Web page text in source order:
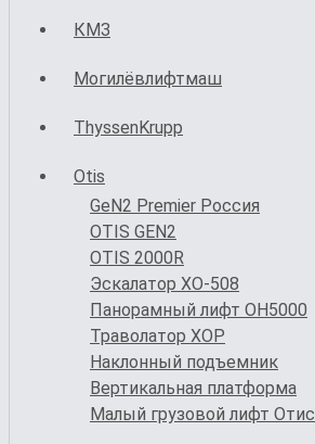
КМЗ
Могилёвлифтмаш
ThyssenKrupp
Otis
GeN2 Premier Россия
OTIS GEN2
OTIS 2000R
Эскалатор XO-508
Панорамный лифт OH5000
Траволатор XOP
Наклонный подъемник
Вертикальная платформа
Малый грузовой лифт Отис